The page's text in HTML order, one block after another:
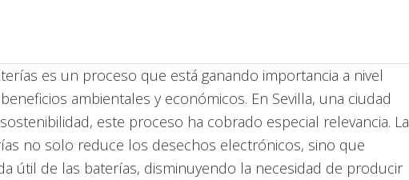
es un proceso que está ganando importancia a nivel
ambientales y económicos. En Sevilla, una ciudad
este proceso ha cobrado especial relevancia. La
no solo reduce los desechos electrónicos, sino que
útil de las baterías, disminuyendo la necesidad de producir